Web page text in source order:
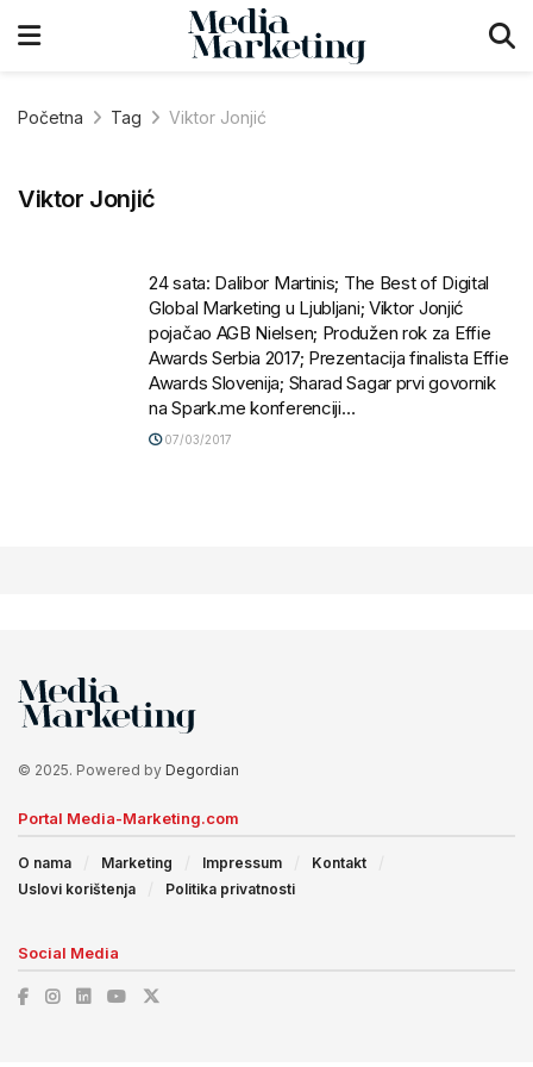
Početna Tag Viktor Jonjić
Viktor Jonjić
24 sata: Dalibor Martinis; The Best of Digital
Global Marketing u Ljubljani; Viktor Jonjić
pojačao AGB Nielsen; Produžen rok za Effie
Awards Serbia 2017; Prezentacija finalista Effie
Awards Slovenija; Sharad Sagar prvi govornik
na Spark.me konferenciji…
07/03/2017
© 2025. Powered by Degordian
Portal Media-Marketing.com
O nama Marketing Impressum
Kontakt
Uslovi korištenja
Politika privatnosti
Social Media